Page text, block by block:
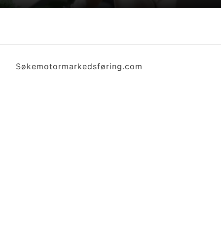
Søkemotormarkedsføring.com